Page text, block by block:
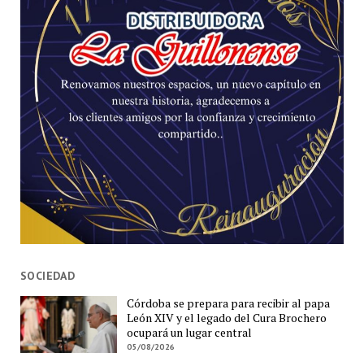
SOCIEDAD
Córdoba se prepara para recibir al papa
León XIV y el legado del Cura Brochero
ocupará un lugar central
05/08/2026